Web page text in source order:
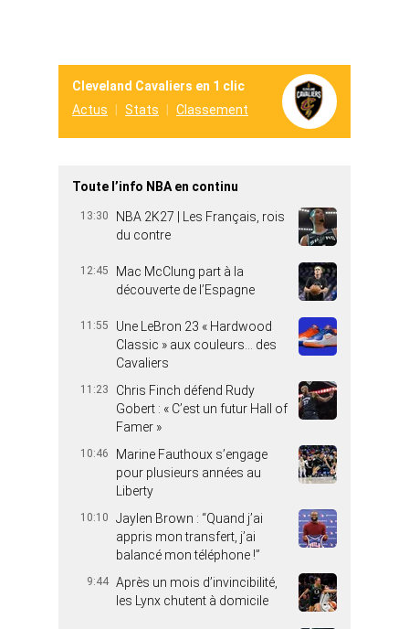
Cleveland Cavaliers en 1 clic
Actus
Stats Classement
Toute l’info NBA en continu
13:30
NBA 2K27 | Les Français, rois
du contre
12:45
Mac McClung part à la
découverte de l’Espagne
11:55
Une LeBron 23 « Hardwood
Classic » aux couleurs… des
Cavaliers
11:23
Chris Finch défend Rudy
Gobert : « C’est un futur Hall of
Famer »
10:46
Marine Fauthoux s’engage
pour plusieurs années au
Liberty
10:10
Jaylen Brown : “Quand j’ai
appris mon transfert, j’ai
balancé mon téléphone !”
9:44 Après un mois d’invincibilité,
les Lynx chutent à domicile